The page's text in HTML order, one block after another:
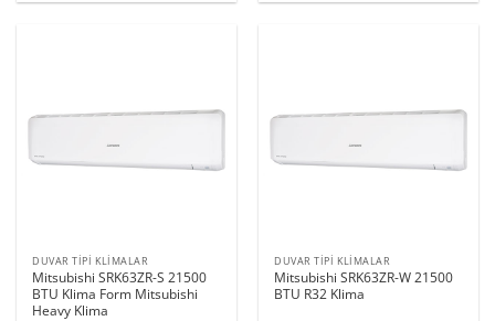
DUVAR TIPI KLIMALAR
Mitsubishi SRK63ZR-S 21500
BTU Klima Form Mitsubishi
Heavy Klima
DUVAR TIPI KLIMALAR
Mitsubishi SRK63ZR-W 21500
BTU R32 Klima